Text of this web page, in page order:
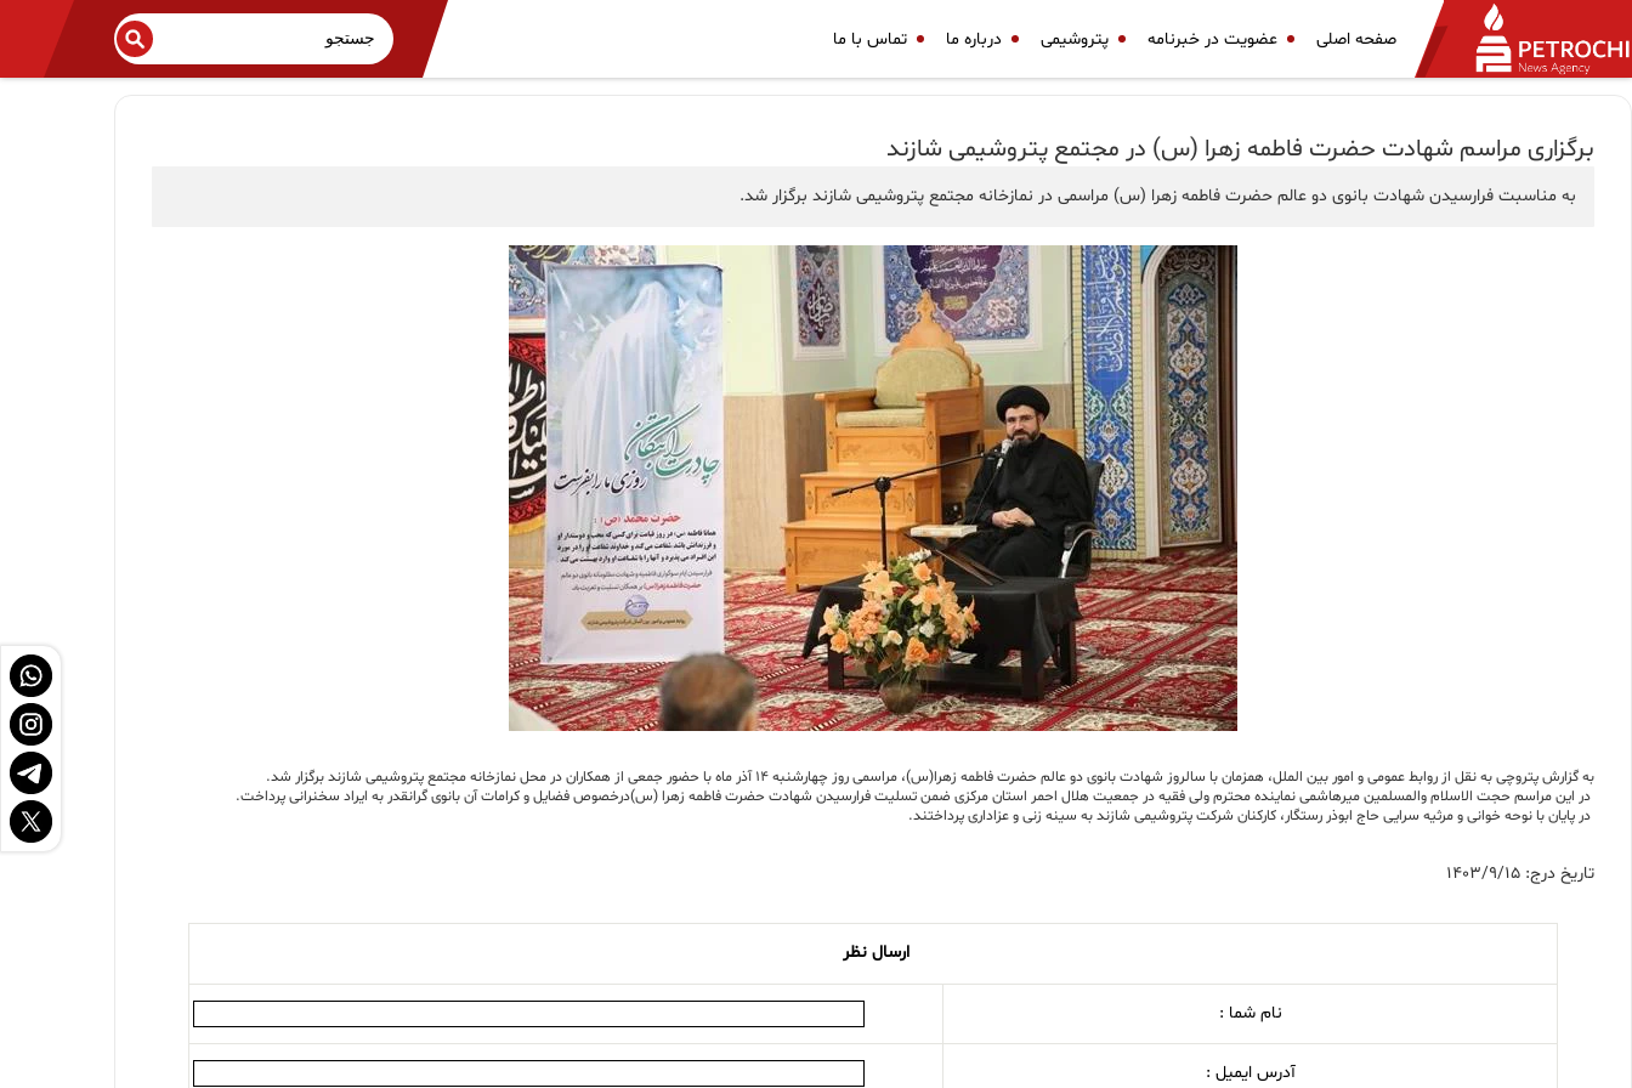
صفحه اصلی عضویت در خبرنامه پتروشیمی درباره ما تماس با ما
برگزاری مراسم شهادت حضرت فاطمه زهرا (س) در مجتمع پتروشیمی شازند
به مناسبت فرارسیدن شهادت بانوی دو عالم حضرت فاطمه زهرا (س) مراسمی در نمازخانه مجتمع پتروشیمی شازند برگزار شد.
به گزارش پتروچی به نقل از روابط عمومی و امور بین الملل، همزمان با سالروز شهادت بانوی دو عالم حضرت فاطمه زهرا(س)، مراسمی روز چهارشنبه 14 آذر ماه با حضور جمعی از همکاران در محل نمازخانه مجتمع پتروشیمی شازند برگزار شد.
در این مراسم حجت الاسلام والمسلمین میرهاشمی نماینده محترم ولی فقیه در جمعیت هلال احمر استان مرکزی ضمن تسلیت فرارسیدن شهادت حضرت فاطمه زهرا (س)درخصوص فضایل و کرامات آن بانوی گرانقدر به ایراد سخنرانی پرداخت.
در پایان با نوحه خوانی و مرثیه سرایی حاج ابوذر رستگار، کارکنان شرکت پتروشیمی شازند به سینه زنی و عزاداری پرداختند.
تاریخ درج: 1403/9/15
ارسال نظر
نام شما :
آدرس ایمیل :